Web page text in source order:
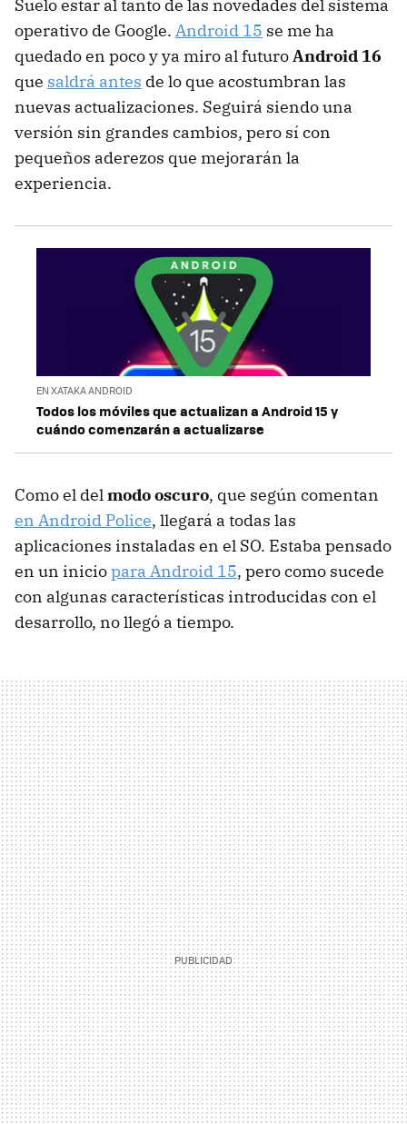
Suelo estar al tanto de las novedades del sistema
operativo de Google. Android 15 se me ha
quedado en poco y ya miro al futuroAndroid 16
que saldrá antes de lo que acostumbran las
nuevas actualizaciones. Seguirá siendo una
versión sin grandes cambios, pero sí con
pequeños aderezos que mejorarán la
experiencia.
EN XATAKA ANDROID
Todos los móviles que actualizan a Android 15 y
cuándo comenzarán a actualizarse
Como el delmodo oscuro, que según comentan
en Android Police, llegará a todas las
aplicaciones instaladas en el SO. Estaba pensado
en un iniciopara Android 15, pero como sucede
con algunas características introducidas con el
desarrollo, no llegó a tiempo.